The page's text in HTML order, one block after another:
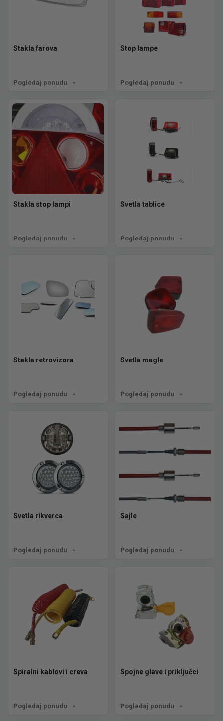
Stakla farova
Pogledaj ponudu
Stop lampe
Pogledaj ponudu
Stakla stop lampi
Pogledaj ponudu
Svetla tablice
Pogledaj ponudu
Stakla retrovizora
Pogledaj ponudu
Svetla magle
Pogledaj ponudu
Svetla rikverca
Pogledaj ponudu
Sajle
Pogledaj ponudu
Spiralni kablovi i creva
Pogledaj ponudu
Spojne glave i priključci
Pogledaj ponudu